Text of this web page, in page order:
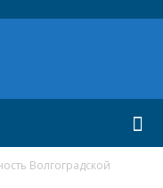
Волгоградской